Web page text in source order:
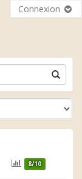
Connexion
8/10